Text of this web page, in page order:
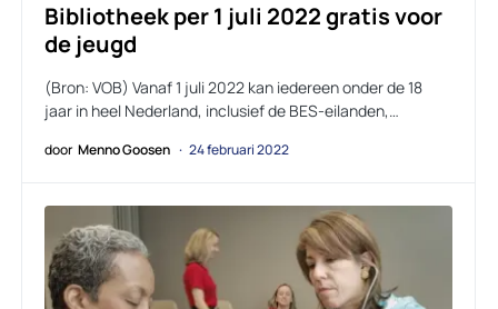
Bibliotheek per 1 juli 2022 gratis voor
de jeugd
(Bron: VOB) Vanaf 1 juli 2022 kan iedereen onder de 18
jaar in heel Nederland, inclusief de BES-eilanden,…
door Menno Goosen 24 februari 2022